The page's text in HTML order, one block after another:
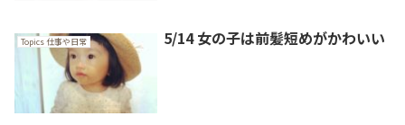
Topics 仕事や日常 5/14 女の子は前髪短めがかわいい